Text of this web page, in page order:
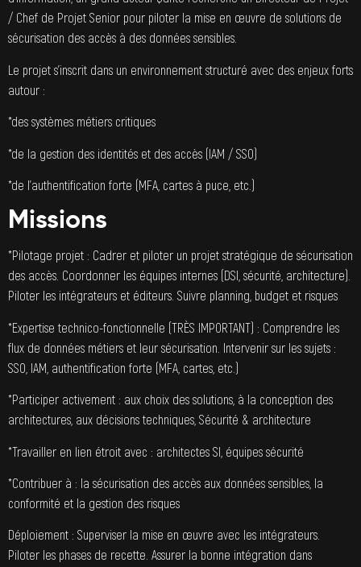
/ Chef de Projet Senior pour piloter la mise en œuvre de solutions de
sécurisation des accès à des données sensibles.
Le projet s’inscrit dans un environnement structuré avec des enjeux forts
autour :
*des systèmes métiers critiques
*de la gestion des identités et des accès (IAM / SSO)
*de l’authentification forte (MFA, cartes à puce, etc.)
Missions
*Pilotage projet : Cadrer et piloter un projet stratégique de sécurisation
des accès. Coordonner les équipes internes (DSI, sécurité, architecture).
Piloter les intégrateurs et éditeurs. Suivre planning, budget et risques
*Expertise technico-fonctionnelle (TRÈS IMPORTANT) : Comprendre les
flux de données métiers et leur sécurisation. Intervenir sur les sujets :
SSO, IAM, authentification forte (MFA, cartes, etc.)
*Participer activement : aux choix des solutions, à la conception des
architectures, aux décisions techniques, Sécurité & architecture
*Travailler en lien étroit avec : architectes SI, équipes sécurité
*Contribuer à : la sécurisation des accès aux données sensibles, la
conformité et la gestion des risques
Déploiement : Superviser la mise en œuvre avec les intégrateurs.
Piloter les phases de recette. Assurer la bonne intégration dans